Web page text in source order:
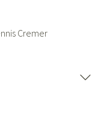
Cremer